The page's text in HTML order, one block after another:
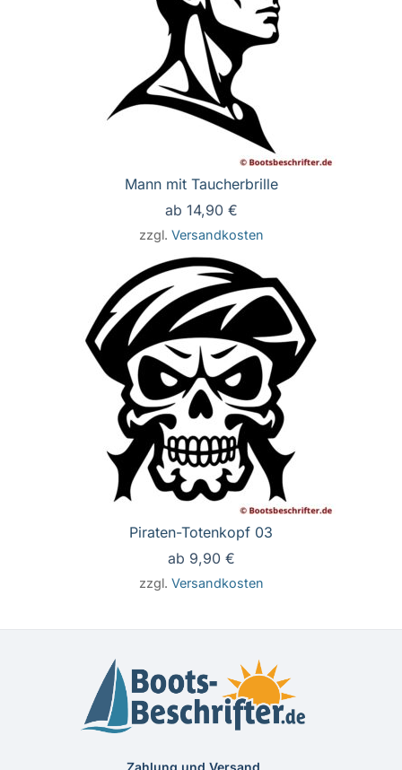
Mann mit Taucherbrille
ab 14,90 €
zzgl. Versandkosten
Piraten-Totenkopf 03
ab 9,90 €
zzgl. Versandkosten
Zahlung und Versand